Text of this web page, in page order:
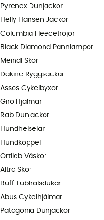
Pyrenex Dunjackor
Helly Hansen Jackor
Columbia Fleecetröjor
Black Diamond Pannlampor
Meindl Skor
Dakine Ryggsäckar
Assos Cykelbyxor
Giro Hjälmar
Rab Dunjackor
Hundhelselar
Hundkoppel
Ortlieb Väskor
Altra Skor
Buff Tubhalsdukar
Abus Cykelhjälmar
Patagonia Dunjackor